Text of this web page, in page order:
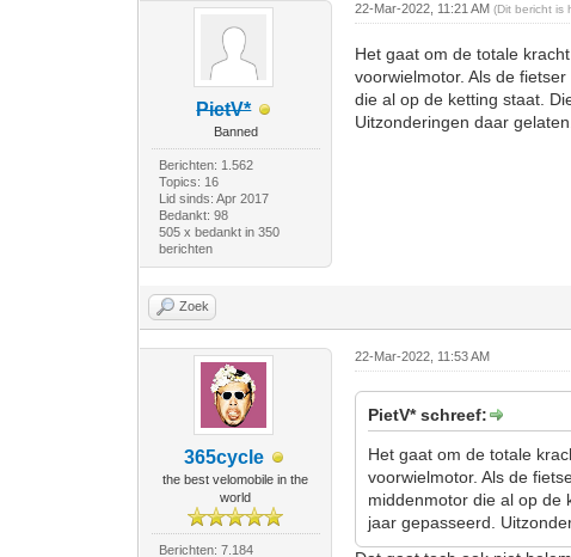
PietV*
Banned
Berichten: 1.562
Topics: 16
Lid sinds: Apr 2017
Bedankt: 98
505 x bedankt in 350
berichten
22-Mar-2022, 11:21 AM(Dit bericht is
Het gaat om de totale
voorwielmotor. Als de
die al op de ketting staat.
Uitzonderingen daar
Zoek
365cycle
the best velomobile in the
world
Berichten: 7.184
22-Mar-2022, 11:53 AM
PietV* schreef:
Het gaat om de totale
voorwielmotor. Als de
middenmotor die al op de
jaar gepasseerd.